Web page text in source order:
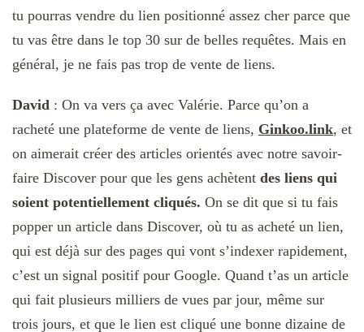
tu pourras vendre du lien positionné assez cher parce que
tu vas être dans le top 30 sur de belles requêtes. Mais en
général, je ne fais pas trop de vente de liens.
David : On va vers ça avec Valérie. Parce qu’on a
racheté une plateforme de vente de liens, Ginkoo.link, et
on aimerait créer des articles orientés avec notre savoir-
faire Discover pour que les gens achètent des liens qui
soient potentiellement cliqués. On se dit que si tu fais
popper un article dans Discover, où tu as acheté un lien,
qui est déjà sur des pages qui vont s’indexer rapidement,
c’est un signal positif pour Google. Quand t’as un article
qui fait plusieurs milliers de vues par jour, même sur
trois jours, et que le lien est cliqué une bonne dizaine de